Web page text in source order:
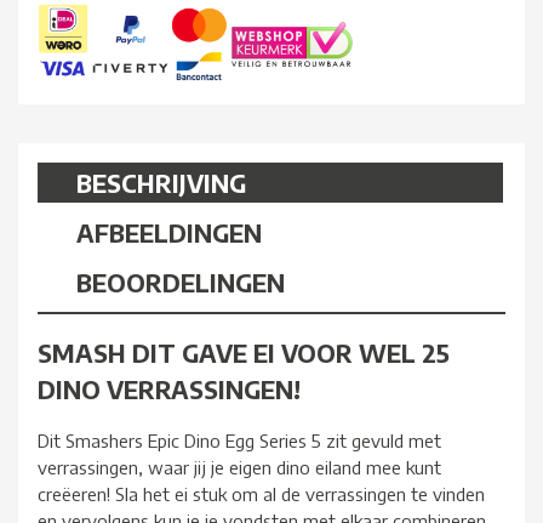
BESCHRIJVING
AFBEELDINGEN
BEOORDELINGEN
SMASH DIT GAVE EI VOOR WEL 25
DINO VERRASSINGEN!
Dit Smashers Epic Dino Egg Series 5 zit gevuld met
verrassingen, waar jij je eigen dino eiland mee kunt
creëeren! Sla het ei stuk om al de verrassingen te vinden